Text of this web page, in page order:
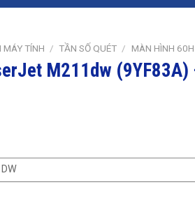
MÁY TÍNH / TẦN SỐ QUÉT / MÀN HÌNH
M211dw (9YF83A)